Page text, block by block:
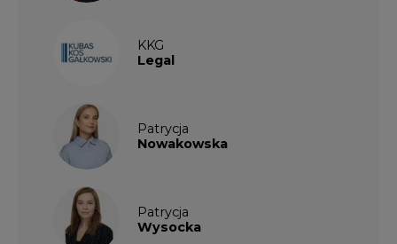
KKG
Legal
Patrycja
Nowakowska
Patrycja
Wysocka